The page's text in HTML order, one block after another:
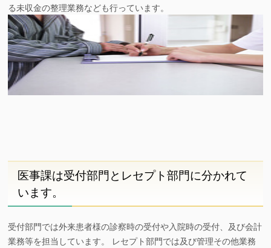
る未収金の整理業務なども行っています。
医事課は受付部門とレセプト部門に分かれて
います。
受付部門では外来患者様の診察時の受付や入院時の受付、及び会計
業務等を担当しています。 レセプト部門では及び管理その他業務